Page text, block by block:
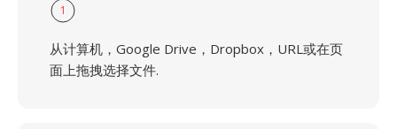
1
从计算机，Google Drive，Dropbox，URL或在页
面上拖拽选择文件.